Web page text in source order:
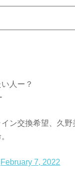
人ー？
ン交換希望、久
February 7, 2022